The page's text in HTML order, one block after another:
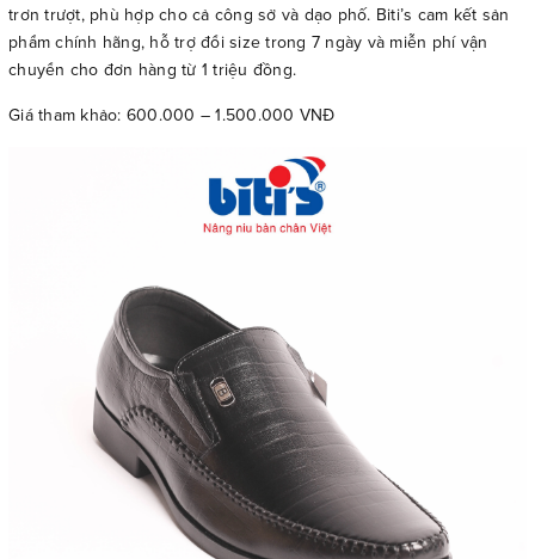
trơn trượt, phù hợp cho cả công sở và dạo phố. Biti’s cam kết sản
phẩm chính hãng, hỗ trợ đổi size trong 7 ngày và miễn phí vận
chuyển cho đơn hàng từ 1 triệu đồng.
Giá tham khảo: 600.000 – 1.500.000 VNĐ